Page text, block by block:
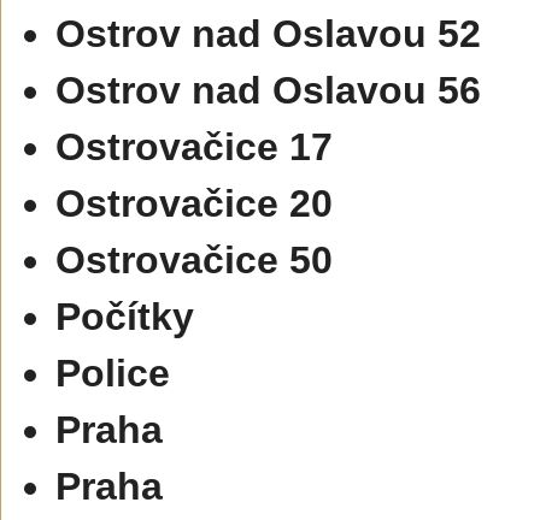
Ostrov nad Oslavou 52
Ostrov nad Oslavou 56
Ostrovačice 17
Ostrovačice 20
Ostrovačice 50
Počítky
Police
Praha
Praha